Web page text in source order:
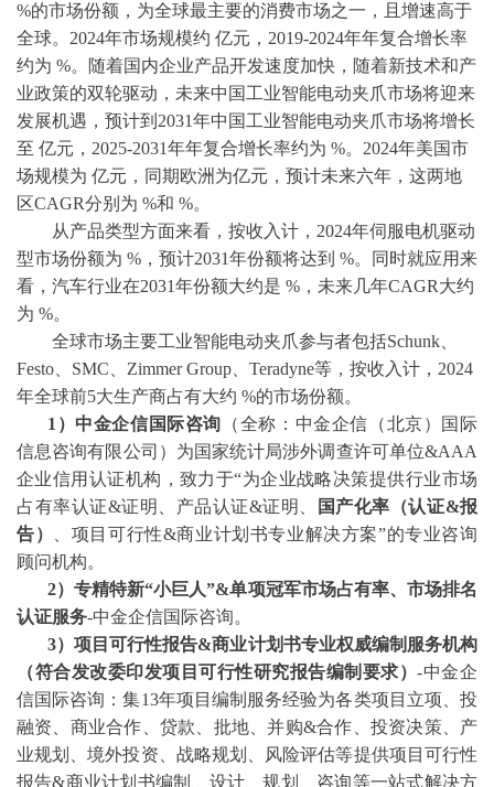
%的市场份额，为全球最主要的消费市场之一，且增速高于
全球。2024年市场规模约 亿元， 2019-2024年年复合增长率
约为 %。随着国内企业产品开发速度加快，随着新技术和产
业政策的双轮驱动，未来中国工业智能电动夹爪市场将迎来
发展机遇，预计到2031年中国工业智能电动夹爪市场将增长
至 亿元，2025-2031年年复合增长率约为 %。2024年美国市
场规模为 亿元，同期欧洲为亿元，预计未来六年，这两地
区CAGR分别为 %和 %。
从产品类型方面来看，按收入计， 2024年伺服电机驱动
型市场份额为 %，预计2031年份额将达到 %。同时就应用来
看，汽车行业在2031年份额大约是 %，未来几年CAGR大约
为 %。
全球市场主要工业智能电动夹爪参与者包括Schunk、
Festo、SMC、Zimmer Group、Teradyne等，按收入计，2024
年全球前5大生产商占有大约 %的市场份额。
1）中金企信国际咨询 （全称：中金企信（北京）国际
信息咨询有限公司）为国家统计局涉外调查许可单位&AAA
企业信用认证机构，致力于“为企业战略决策提供行业市场
占有率认证&证明、产品认证&证明、 国产化率（认证&报
告）
、 项目可行性&商业计划书专业解决方案”的专业咨询
顾问机构。
2）专精特新“小巨人”&单项冠军市场占有率、市场排名
认证服务-中金企信国际咨询。
3）项目可行性报告&商业计划书专业权威编制服务机构
（符合发改委印发项目可行性研究报告编制要求）-中金企
信国际咨询：集13年项目编制服务经验为各类项目立项、投
融资、商业合作、贷款、批地、并购&合作、投资决策、产
业规划、境外投资、战略规划、风险评估等提供项目可行性
报告&商业计划书编制、设计、规划、咨询等一站式解决方